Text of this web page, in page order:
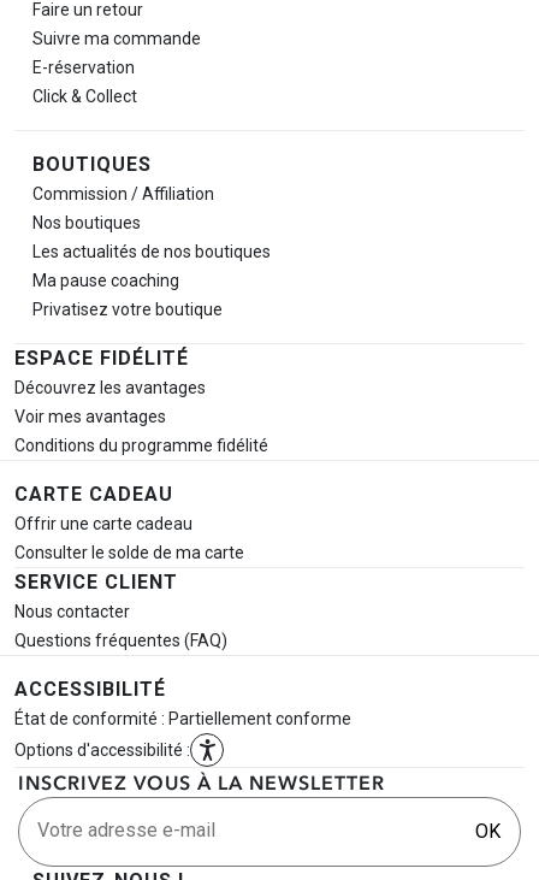
Faire un retour
Suivre ma commande
E-réservation
Click & Collect
BOUTIQUES
Commission / Affiliation
Nos boutiques
Les actualités de nos boutiques
Ma pause coaching
Privatisez votre boutique
ESPACE FIDÉLITÉ
Découvrez les avantages
Voir mes avantages
Conditions du programme fidélité
CARTE CADEAU
Offrir une carte cadeau
Consulter le solde de ma carte
SERVICE CLIENT
Nous contacter
Questions fréquentes (FAQ)
ACCESSIBILITÉ
État de conformité : Partiellement conforme
Options d'accessibilité :
INSCRIVEZ VOUS À LA NEWSLETTER
Votre adresse e-mail OK